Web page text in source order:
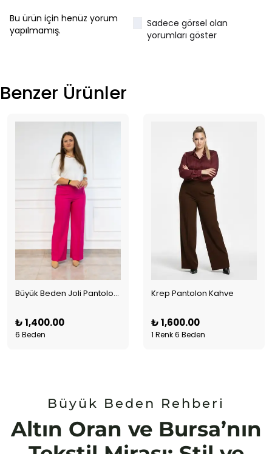
Bu ürün için henüz yorum
yapılmamış.
Sadece görsel olan
yorumları göster
Benzer Ürünler
Büyük Beden Joli Pantolon Fuşya
₺ 1,400.00
6 Beden
Krep Pantolon Kahve
₺ 1,600.00
1 Renk 6 Beden
Büyük Beden Rehberi
Altın Oran ve Bursa’nın